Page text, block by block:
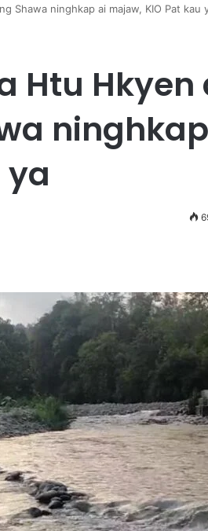
Shawa ninghkap ai majaw, KIO Pat kau
Htu Hkyen
ya